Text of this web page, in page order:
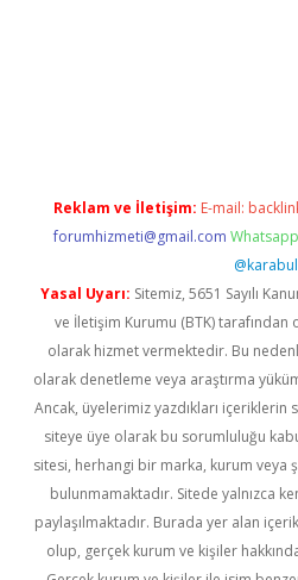
Reklam ve İletişim: E-mail:
forumhizmeti@gmail.com
@karabul
Yasal Uyarı: Sitemiz, 5651 Sayılı
ve İletişim Kurumu (BTK) tarafından
olarak hizmet vermektedir. Bu
olarak denetleme veya araştırma
Ancak, üyelerimiz yazdıkları içeriklerin
siteye üye olarak bu sorumluluğu
sitesi, herhangi bir marka, kurum veya
bulunmamaktadır. Sitede yalnızca
paylaşılmaktadır. Burada yer alan
olup, gerçek kurum ve kişiler